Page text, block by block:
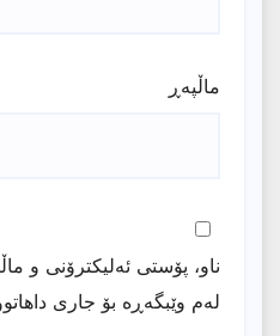
ماڵپه‌ڕ
ناو، پۆستی ئەلیکترۆنی و
لەم وێبگەڕە بۆ جاری